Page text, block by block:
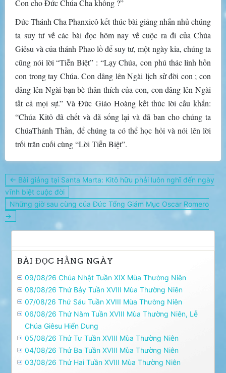
Con cho Đức Chúa Cha không ?”
Đức Thánh Cha Phanxicô kết thúc bài giảng nhắn nhủ chúng
ta suy tư về các bài đọc hôm nay về cuộc ra đi của Chúa
Giêsu và của thánh Phao lồ để suy tư, một ngày kia, chúng ta
cũng nói lời “Tiễn Biệt” : “Lạy Chúa, con phú thác linh hồn
con trong tay Chúa. Con dâng lên Ngài lịch sử đời con ; con
dâng lên Ngài bạn bè thân thích của con, con dâng lên Ngài
tất cả mọi sự.” Và Đức Giáo Hoàng kết thúc lời cầu khẩn:
“Chúa Kitô đã chết và đã sống lại và đã ban cho chúng ta
ChúaThánh Thần, để chúng ta có thể học hỏi và nói lên lời
trối trăn cuối cùng “Lời Tiễn Biệt”.
Điều
hướng
bài
viết
← Bài giảng tại Santa Marta: Kitô hữu phải luôn nghĩ đến ngày
vĩnh biệt cuộc đời
Những giờ sau cùng của Đức Tổng Giám Mục Oscar Romero
→
BÀI ĐỌC HẰNG NGÀY
09/08/26 Chúa Nhật Tuần XIX Mùa Thường Niên
08/08/26 Thứ Bảy Tuần XVIII Mùa Thường Niên
07/08/26 Thứ Sáu Tuần XVIII Mùa Thường Niên
06/08/26 Thứ Năm Tuần XVIII Mùa Thường Niên, Lễ
Chúa Giêsu Hiển Dung
05/08/26 Thứ Tư Tuần XVIII Mùa Thường Niên
04/08/26 Thứ Ba Tuần XVIII Mùa Thường Niên
03/08/26 Thứ Hai Tuần XVIII Mùa Thường Niên